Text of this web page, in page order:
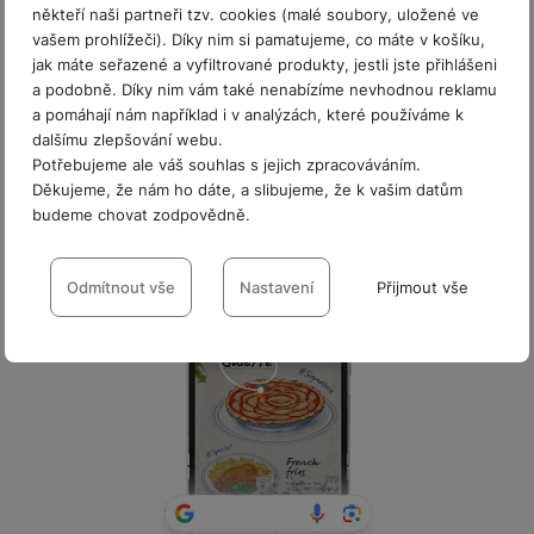
někteří naši partneři tzv. cookies (malé soubory, uložené ve
vašem prohlížeči). Díky nim si pamatujeme, co máte v košíku,
jak máte seřazené a vyfiltrované produkty, jestli jste přihlášeni
a podobně. Díky nim vám také nenabízíme nevhodnou reklamu
a pomáhají nám například i v analýzách, které používáme k
dalšímu zlepšování webu.
Potřebujeme ale váš souhlas s jejich zpracováváním.
Děkujeme, že nám ho dáte, a slibujeme, že k vašim datům
budeme chovat zodpovědně.
Nastavení souhlasů s kategoriemi
cookies
VŽDY AKTIVNÍ
Technické cookies umožňují váš průchod nákupním košíkem,
porovnávání produktů a další nezbytné funkce.
Preferenční a rozšířené funkce
Preferenční a rozšířené funkce
nastavovat znovu a abyste se s námi mohli spojit např. pomocí
Odmítnout vše Nastavení Přijmout vše
jmenuje? Nebo tě zaujalapoutavá obálka knihy,
jejíž název se ti však nepodařilo rozluštit? V tom
případě tě potěšírevoluční nástroj Circle to
Search, který změní způsob, jakým vyhledáváš.
Jednoduše zakroužkuj cokoli
, co tě na obrazovce
zaujme, a během chvíle se ti zobrazí celý seznam
výsledkůvyhledávání Google. Nejde jen o
rychlost, ale také ookamžitý přístup ke všemu, co